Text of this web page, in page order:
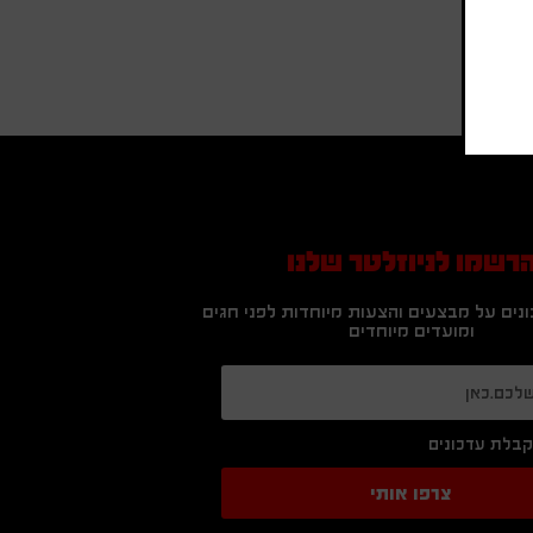
לניוזלטר שלנו
על מבצעים והצעות מיוחדות לפני חגים
ומועדים מיוחדים
עדכונים
צרפו אותי